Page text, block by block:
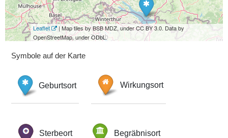
Leaflet
| Map tiles by BSB MDZ, under CC BY 3.0. Data by
OpenStreetMap, under ODbL.
Symbole auf der Karte
Geburtsort Wirkungsort
Sterbeort Begräbnisort